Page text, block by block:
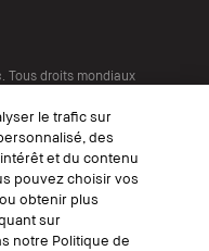
Tous droits mondiaux
le trafic sur
des
et du contenu
pouvez choisir vos
obtenir plus
sur
notre Politique de